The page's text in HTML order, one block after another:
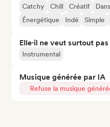
Catchy Chill Créatif
Énergétique
Indé Simple
Elle·il ne veut surtout
Instrumental
Musique générée par IA
Refuse la musique